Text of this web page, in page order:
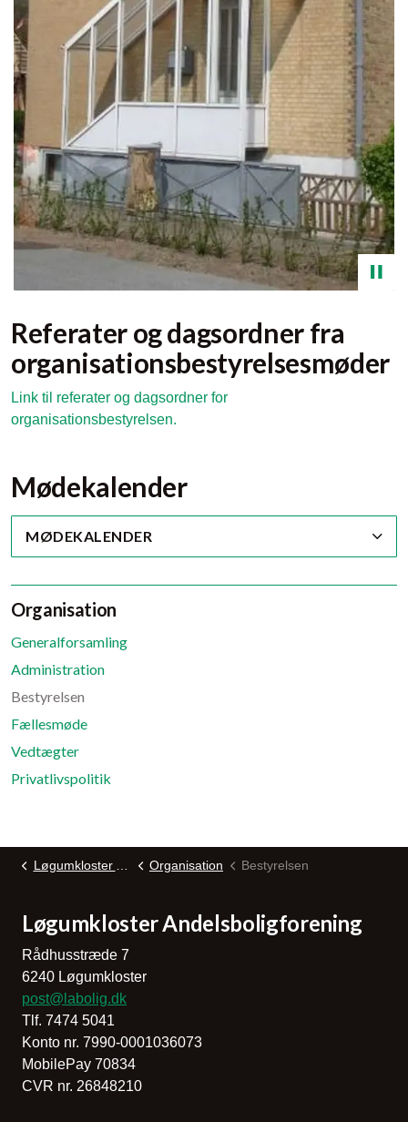
Referater og dagsordner fra
organisationsbestyrelsesmøder
Link til referater og dagsordner for
organisationsbestyrelsen.
Mødekalender
MØDEKALENDER
Organisation
Generalforsamling
Administration
Bestyrelsen
Fællesmøde
Vedtægter
Privatlivspolitik
Løgumkloster Andelsboligforening Organisation Bestyrelsen
Løgumkloster Andelsboligforening
Rådhusstræde 7
6240 Løgumkloster
post@labolig.dk
Tlf. 7474 5041
Konto nr. 7990-0001036073
MobilePay 70834
CVR nr. 26848210